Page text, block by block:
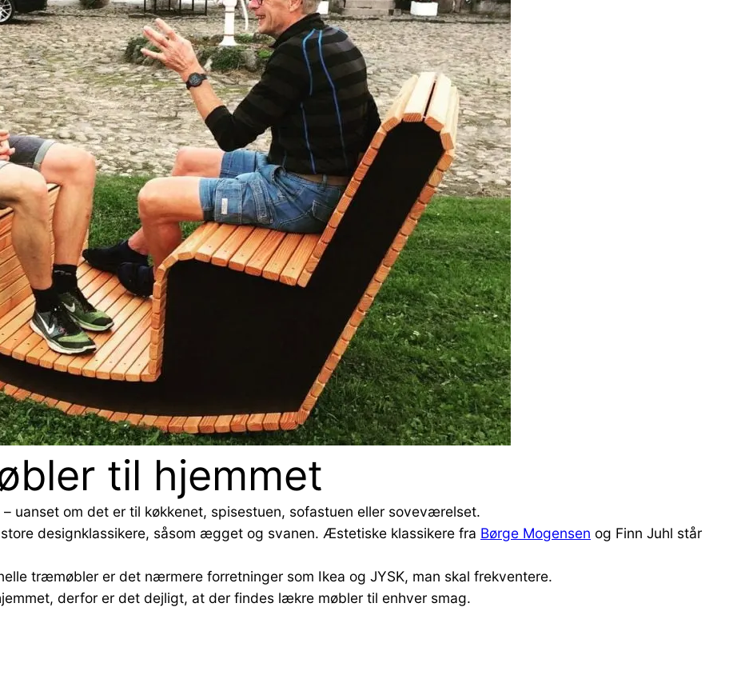
til hjemmet
uanset om det er til køkkenet, spisestuen, sofastuen eller soveværelset.
designklassikere, såsom ægget og svanen. Æstetiske klassikere fra Børge Mogensen og Finn Juhl står
træmøbler er det nærmere forretninger som Ikea og JYSK, man skal frekventere.
derfor er det dejligt, at der findes lækre møbler til enhver smag.